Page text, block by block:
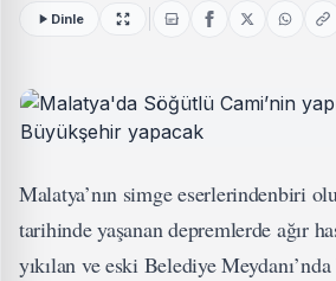
Dinle
Malatya’nın simge eserlerindenbiri
tarihinde yaşanan depremlerde ağır
yıkılan ve eski Belediye